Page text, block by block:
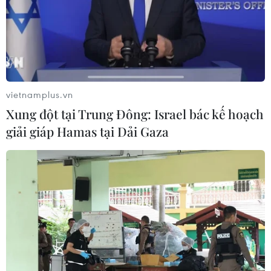
Theo dõi VietnamPlus
TIN LIÊN QUAN
vietnamplus.vn
Xung đột tại Trung Đông: Israel bác kế hoạch
giải giáp Hamas tại Dải Gaza